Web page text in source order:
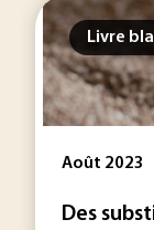
Livre
Août 2023
Des